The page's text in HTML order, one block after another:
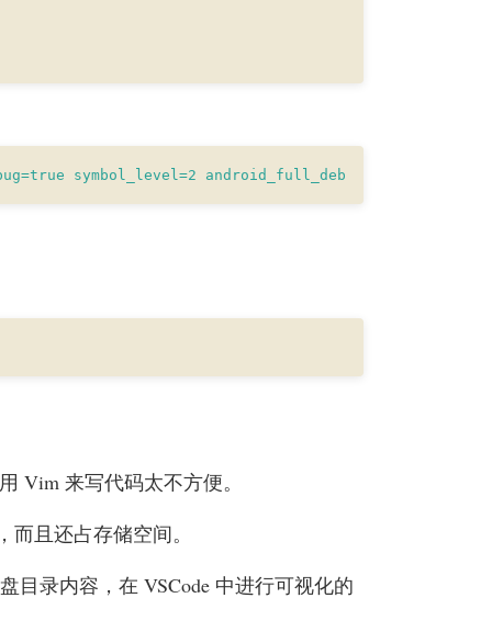
symbol_level=2 android_full_debug=true"
Vim 来写代码太不方便。
且还占存储空间。
目录内容，在 VSCode 中进行可视化的